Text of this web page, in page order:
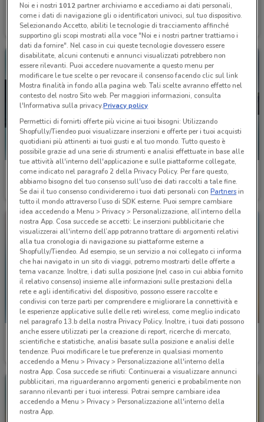
Welcome Travel
Scade il 30/09 3.7 km
Welcome Travel
Scade il 30/09
Costa Crociere
Scade il 22/09 3.7 km
NUOVO
Budget
Scade il 18/08 3.9 km
Carrefour Market
Scade il 31/08 4.3 km
-3 GIORNI
Iperbimbo
Scade domenica
Noi e i nostri 1012partner archiviamo e accediamo ai dati personali,
come i dati di navigazione gli o identificatori univoci, sul tuo dispositivo.
Selezionando Accetto, abiliti le tecnologie di tracciamento affinché
supportino gli scopi mostrati alla voce "Noi e i nostri partner trattiamo i
dati da fornire". Nel caso in cui queste tecnologie dovessero essere
disabilitate, alcuni contenuti e annunci visualizzati potrebbero non
essere rilevanti. Puoi accedere nuovamente a questo menu per
modificare le tue scelte o per revocare il consenso facendo clic sul link
Mostra finalità in fondo alla pagina web. Tali scelte avranno effetto nel
contesto del nostro Sito web. Per maggiori informazioni, consulta
l'Informativa sulla privacy.Privacy policy
Permettici di fornirti offerte più vicine ai tuoi bisogni: Utilizzando
Shopfully/Tiendeo puoi visualizzare inserzioni e offerte per i tuoi acquisti
quotidiani più attinenti ai tuoi gusti e al tuo mondo. Tutto questo è
possibile grazie ad una serie di strumenti e analisi effettuate in base alle
tue attività all'interno dell'applicazione e sulle piattaforme collegate,
come indicato nel paragrafo 2 della Privacy Policy. Per fare questo,
abbiamo bisogno del tuo consenso sull'uso dei dati raccolti a tale fine.
Se dai il tuo consenso condivideremo i tuoi dati personali conPartnersin
tutto il mondo attraverso l’uso di SDK esterne. Puoi sempre cambiare
idea accedendo a Menu > Privacy > Personalizzazione, all’interno della
nostra App. Cosa succede se accetti: Le inserzioni pubblicitarie che
visualizzerai all'interno dell’app potranno trattare di argomenti relativi
alla tua cronologia di navigazione su piattaforme esterne a
Shopfully/Tiendeo. Ad esempio, se un servizio a noi collegato ci informa
che hai navigato in un sito di viaggi, potremo mostrarti delle offerte a
tema vacanze. Inoltre, i dati sulla posizione (nel caso in cui abbia fornito
il relativo consenso) insieme alle informazioni sulle prestazioni della
rete e agli identificativi del dispositivo, possono essere raccolte e
condivisi con terze parti per comprendere e migliorare la connettività e
le esperienze applicative sulle delle reti wireless, come meglio indicato
nel paragrafo 13.b della nostra Privacy Policy. Inoltre, i tuoi dati possono
anche essere utilizzati per la creazione di report, ricerche di mercato,
scientifiche e statistiche, analisi basate sulla posizione e analisi delle
tendenze. Puoi modificare le tue preferenze in qualsiasi momento
accedendo a Menu > Privacy > Personalizzazione all'interno della
nostra App. Cosa succede se rifiuti: Continuerai a visualizzare annunci
pubblicitari, ma riguarderanno argomenti generici e probabilmente non
saranno rilevanti per i tuoi interessi. Potrai sempre cambiare idea
accedendo a Menu > Privacy > Personalizzazione all'interno della
nostra App.